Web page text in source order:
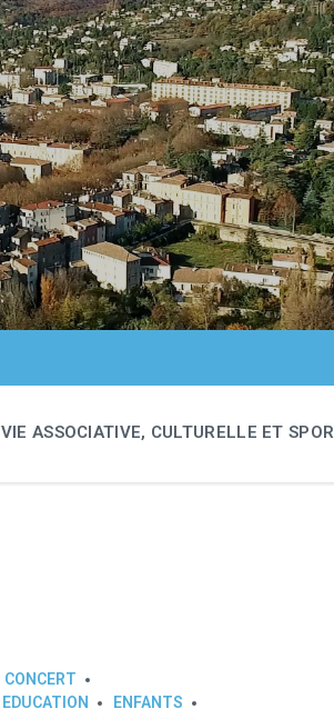
VIE ASSOCIATIVE, CULTURELLE ET
CONCERT
EDUCATION
ENFANTS